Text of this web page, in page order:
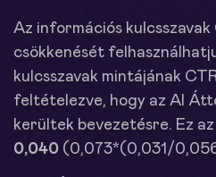
Az információs kulcsszavak
csökkenését
kulcsszavak mintájának
feltételezve, hogy az AI
kerültek bevezetésre. Ez
0,040 (0,073*(0,031/